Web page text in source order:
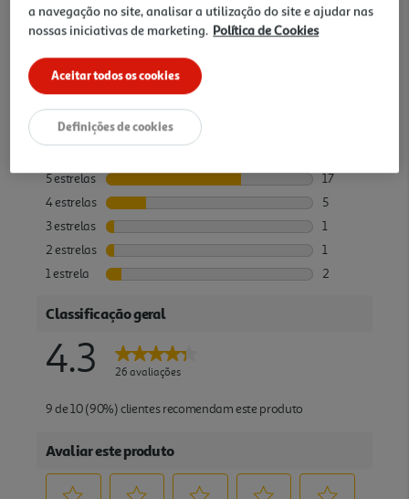
a navegação no site, analisar a utilização do site e ajudar nas
nossas iniciativas de marketing. Política de Cookies
Aceitar todos os cookies
Definições de cookies